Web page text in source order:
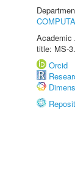
Academic
title: MS-
Orcid